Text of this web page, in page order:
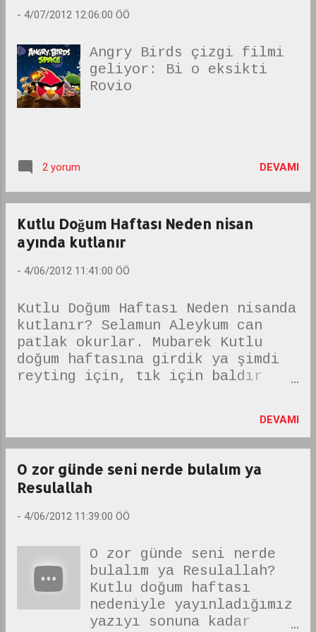
- 4/07/2012 12:06:00 ÖÖ
Angry Birds çizgi filmi
geliyor: Bi o eksikti
Rovio
2 yorum DEVAMI
Kutlu Doğum Haftası Neden nisan
ayında kutlanır
- 4/06/2012 11:41:00 ÖÖ
Kutlu Doğum Haftası Neden nisanda
kutlanır? Selamun Aleykum can
patlak okurlar. Mubarek Kutlu
doğum haftasına girdik ya şimdi
reyting için, tık için baldır
aylarla Rebiul evvel ayının 12.
gecesi Dünyayı şereflendiren
Peygamberimiz efendimize Salatu
selamlar olsun. hadi sizde ona
okuyun; Allahümme salli ala
seyyidina Muhammedin ve ala ali
Muhammedin ve sellim. Ey Allahım
Efendimiz, büyüğümüz Muhammed'e,
evladu iyaline, ashabına salatu
DEVAMI
O zor günde seni nerde bulalım ya
Resulallah
- 4/06/2012 11:39:00 ÖÖ
O zor günde seni nerde
bulalım ya Resulallah?
Kutlu doğum haftası
nedeniyle yayınladığımız
yazıyı sonuna kadar